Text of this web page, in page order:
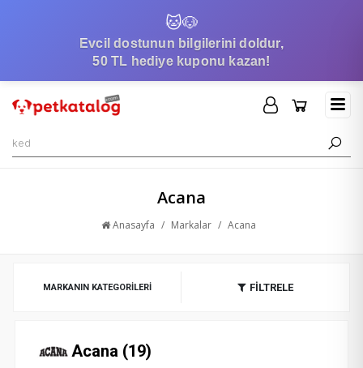
🐱🐶
Evcil dostunun bilgilerini doldur,
50 TL hediye kuponu kazan!
Acana
Anasayfa / Markalar / Acana
MARKANIN KATEGORILERI FİLTRELE
Acana (19)